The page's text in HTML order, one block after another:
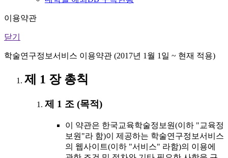
이용약관
닫기
학술연구정보서비스 이용약관 (2017년 1월 1일 ~ 현재 적용)
제 1 장 총칙
제 1 조 (목적)
이 약관은 한국교육학술정보원(이하 "교육정
보원"라 함)이 제공하는 학술연구정보서비스
의 웹사이트(이하 "서비스" 라함)의 이용에